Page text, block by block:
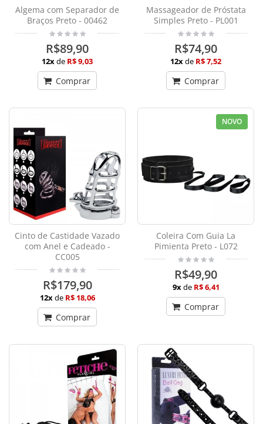
Algema com Separador de
Braços Preto - 00462
R$89,90
12xde R$ 9,03
Comprar
Massageador de Próstata
Simples Preto - PL001
R$74,90
12xde R$ 7,52
Comprar
Cinto de Castidade Vazado
com Anel e Cadeado -
CC005
R$179,90
12xde R$ 18,06
Comprar
NOVO
Coleira Com Guia La
Pimienta Preto - L072
R$49,90
9xde R$ 6,41
Comprar